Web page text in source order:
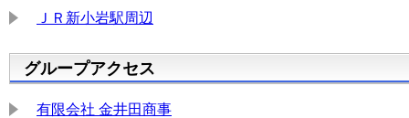
ＪＲ新小岩駅周辺
グループアクセス
有限会社 金井田商事